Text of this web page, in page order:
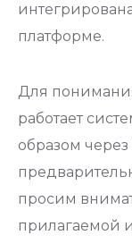
платформе.
Для
работает
образом
просим
прилагаемой